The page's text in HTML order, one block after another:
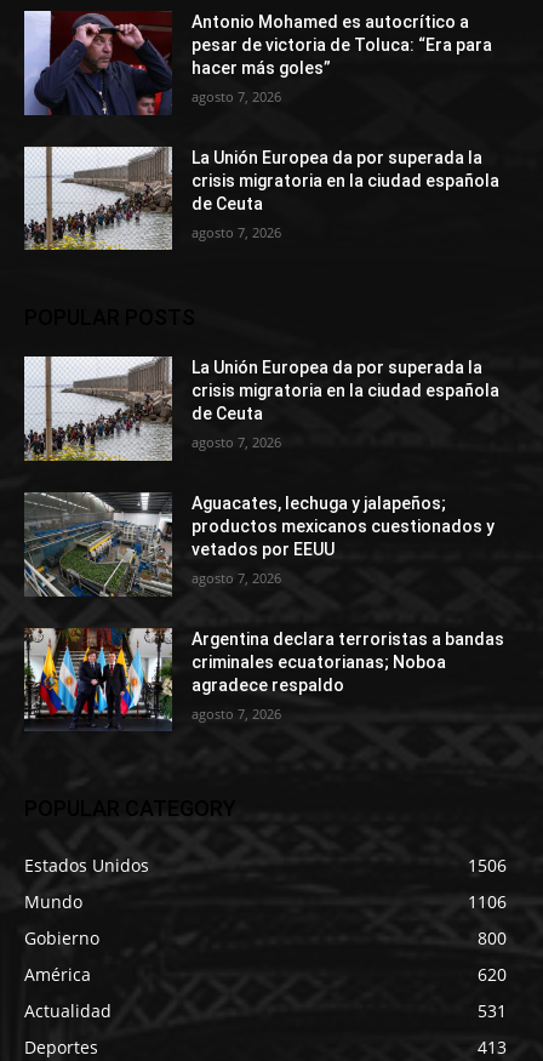
Antonio Mohamed es autocrítico a
pesar de victoria de Toluca: “Era para
hacer más goles”
agosto 7, 2026
La Unión Europea da por superada la
crisis migratoria en la ciudad española
de Ceuta
agosto 7, 2026
La Unión Europea da por superada la
crisis migratoria en la ciudad española
de Ceuta
agosto 7, 2026
Aguacates, lechuga y jalapeños;
productos mexicanos cuestionados y
vetados por EEUU
agosto 7, 2026
Argentina declara terroristas a bandas
criminales ecuatorianas; Noboa
agradece respaldo
agosto 7, 2026
POPULAR CATEGORY
Estados Unidos
1506
Mundo
1106
Gobierno
800
América
620
Actualidad
531
Deportes
413